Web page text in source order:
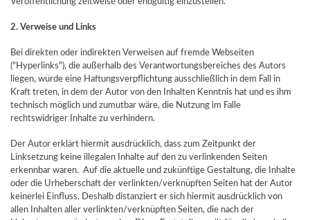
Veröffentlichung zeitweise oder endgültig einzustellen.
2. Verweise und Links
Bei direkten oder indirekten Verweisen auf fremde Webseiten
("Hyperlinks"), die außerhalb des Verantwortungsbereiches des Autors
liegen, würde eine Haftungsverpflichtung ausschließlich in dem Fall in
Kraft treten, in dem der Autor von den Inhalten Kenntnis hat und es ihm
technisch möglich und zumutbar wäre, die Nutzung im Falle
rechtswidriger Inhalte zu verhindern.
Der Autor erklärt hiermit ausdrücklich, dass zum Zeitpunkt der
Linksetzung keine illegalen Inhalte auf den zu verlinkenden Seiten
erkennbar waren. Auf die aktuelle und zukünftige Gestaltung, die Inhalte
oder die Urheberschaft der verlinkten/verknüpften Seiten hat der Autor
keinerlei Einfluss. Deshalb distanziert er sich hiermit ausdrücklich von
allen Inhalten aller verlinkten/verknüpften Seiten, die nach der